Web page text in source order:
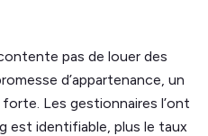
pas de louer des
d’appartenance, un
Les gestionnaires l’ont
est identifiable, plus le taux